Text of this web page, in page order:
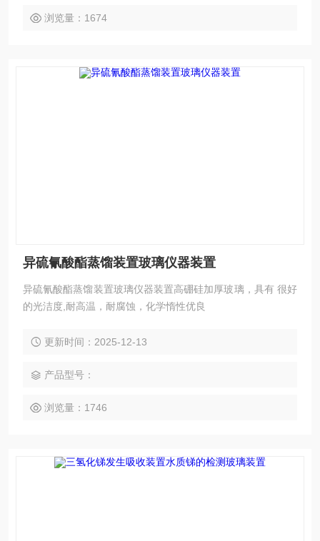
浏览量：1674
异硫氰酸酯蒸馏装置玻璃仪器装置
异硫氰酸酯蒸馏装置玻璃仪器装置高硼硅加厚玻璃，具有 很好
的光洁度,耐高温，耐腐蚀，化学惰性优良
更新时间：2025-12-13
产品型号：
浏览量：1746